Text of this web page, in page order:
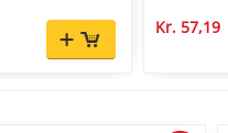
Kr. 57,19